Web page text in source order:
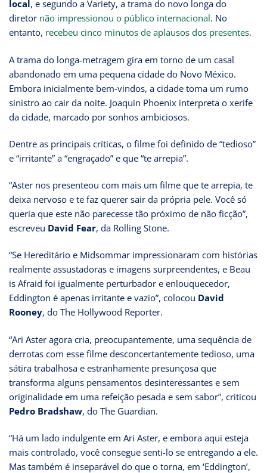
local, e segundo a Variety, a trama do novo longa do
diretor não impressionou o público internacional. No
entanto, recebeu cinco minutos de aplausos dos presentes.
A trama do longa-metragem gira em torno de um casal
abandonado em uma pequena cidade do Novo México.
Embora inicialmente bem-vindos, a cidade toma um rumo
sinistro ao cair da noite. Joaquin Phoenix interpreta o xerife
da cidade, marcado por sonhos ambiciosos.
Dentre as principais críticas, o filme foi definido de “tedioso”
e “irritante” a “engraçado” e que “te arrepia”.
“Aster nos presenteou com mais um filme que te arrepia, te
deixa nervoso e te faz querer sair da própria pele. Você só
queria que este não parecesse tão próximo de não ficção”,
escreveu David Fear, da Rolling Stone.
“Se Hereditário e Midsommar impressionaram com histórias
realmente assustadoras e imagens surpreendentes, e Beau
is Afraid foi igualmente perturbador e enlouquecedor,
Eddington é apenas irritante e vazio”, colocou David
Rooney, do The Hollywood Reporter.
“Ari Aster agora cria, preocupantemente, uma sequência de
derrotas com esse filme desconcertantemente tedioso, uma
sátira trabalhosa e estranhamente presunçosa que
transforma alguns pensamentos desinteressantes e sem
originalidade em uma refeição pesada e sem sabor”, criticou
Pedro Bradshaw, do The Guardian.
“Há um lado indulgente em Ari Aster, e embora aqui esteja
mais controlado, você consegue senti-lo se entregando a ele.
Mas também é inseparável do que o torna, em ‘Eddington’,